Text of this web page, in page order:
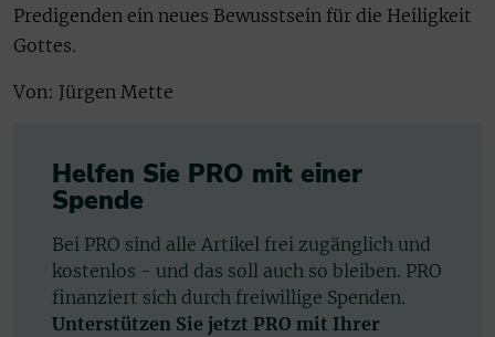
Predigenden ein neues Bewusstsein für die Heiligkeit
Gottes.
Von: Jürgen Mette
Helfen Sie PRO mit einer
Spende
Bei PRO sind alle Artikel frei zugänglich und
kostenlos - und das soll auch so bleiben. PRO
finanziert sich durch freiwillige Spenden.
Unterstützen Sie jetzt PRO mit Ihrer